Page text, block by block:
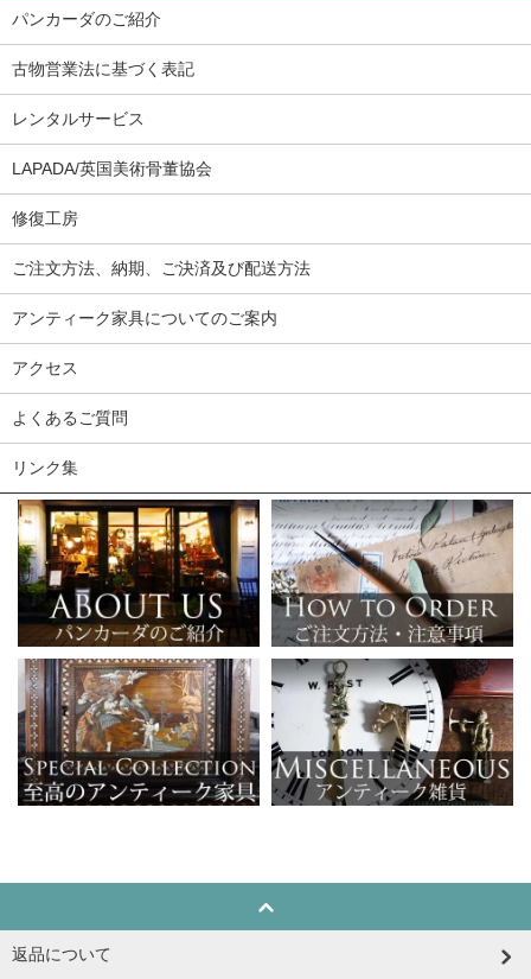
パンカーダのご紹介
古物営業法に基づく表記
レンタルサービス
LAPADA/英国美術骨董協会
修復工房
ご注文方法、納期、ご決済及び配送方法
アンティーク家具についてのご案内
アクセス
よくあるご質問
リンク集
返品について